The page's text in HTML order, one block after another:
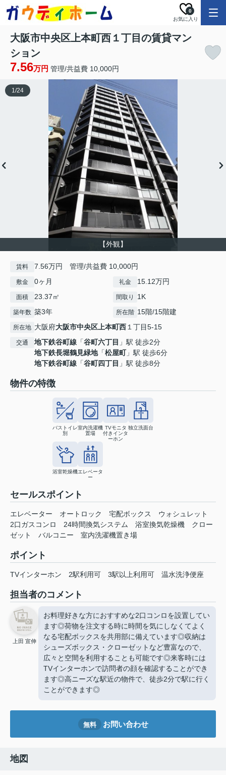
お気に入り
0
大阪市中央区上本町西１丁目の賃貸マン
ション
7.56万円 管理/共益費 10,000円
【外観】
1/24
賃料 7.56万円 管理/共益費 10,000円
敷金 0ヶ月 礼金 15.12万円
面積 23.37㎡ 間取り 1K
築年数 築3年 所在階 15階/15階建
所在地 大阪府大阪市中央区上本町西１丁目5-15
交通 地下鉄谷町線 「谷町六丁目 」駅 徒歩2分
地下鉄長堀鶴見緑地「松屋町」駅 徒歩6分
地下鉄谷町線 「谷町四丁目 」駅 徒歩8分
物件の特徴
バストイレ
別
室内洗濯機
置場
TVモニタ
付きインタ
ーホン
独立洗面台
浴室乾燥機エレベータ
ー
セールスポイント
エレベーター オートロック 宅配ボックス ウォシュレット
2口ガスコンロ 24時間換気システム 浴室換気乾燥機 クロー
ゼット バルコニー 室内洗濯機置き場
ポイント
TVインターホン 2駅利用可 3駅以上利用可 温水洗浄便座
担当者のコメント
上田 宣伸
お料理好きな方におすすめな2口コンロを設置してい
ます◎荷物を注文する時に時間を気にしなくてよく
なる宅配ボックスを共用部に備えています◎収納は
シューズボックス・クローゼットなど豊富なので、
広々と空間を利用することも可能です◎来客時には
TVインターホンで訪問者の顔を確認することができ
ます◎高ニーズな駅近の物件で、徒歩2分で駅に行く
ことができます◎
無料 お問い合わせ
地図